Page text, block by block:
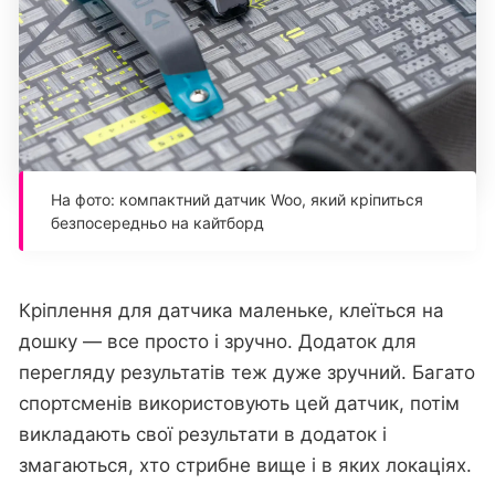
На фото: компактний датчик Woo, який кріпиться
безпосередньо на кайтборд
Кріплення для датчика маленьке, клеїться на
дошку — все просто і зручно. Додаток для
перегляду результатів теж дуже зручний. Багато
спортсменів використовують цей датчик, потім
викладають свої результати в додаток і
змагаються, хто стрибне вище і в яких локаціях.